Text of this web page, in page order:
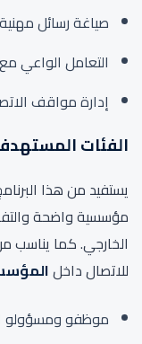
صياغة رسائل
التعامل الواعي
إدارة مواقف
الفئات
يستفيد من هذا
مؤسسية واضحة
الخارجي. كما يناسب
للاتصال داخل
موظفو ومسؤولو